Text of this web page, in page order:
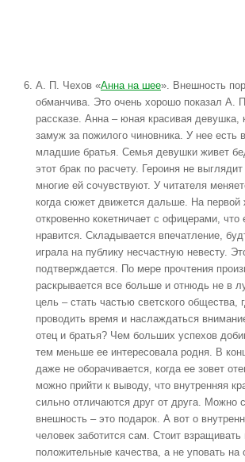
А. П. Чехов «Анна на шее». Внешность
обманчива. Это очень хорошо показал А.
рассказе. Анна – юная красивая девушка,
замуж за пожилого чиновника. У нее есть
младшие братья. Семья девушки живет
этот брак по расчету. Героиня не
многие ей сочувствуют. У читателя
когда сюжет движется дальше. На первой
откровенно кокетничает с офицерами, что
нравится. Складывается впечатление,
играла на публику несчастную невесту.
подтверждается. По мере прочтения
раскрывается все больше и отнюдь не в
цель – стать частью светского общества,
проводить время и наслаждаться
отец и братья? Чем больших успехов
тем меньше ее интересовала родня. В
даже не оборачивается, когда ее зовет
можно прийти к выводу, что внутренняя
сильно отличаются друг от друга. Можно
внешность – это подарок. А вот о
человек заботится сам. Стоит взращивать
положительные качества, а не уповать на